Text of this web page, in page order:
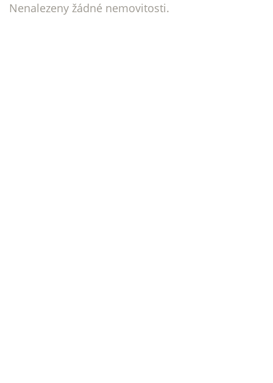
Nenalezeny žádné nemovitosti.